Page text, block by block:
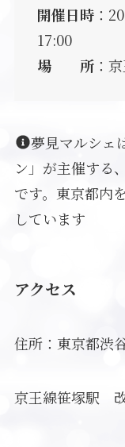
開催日時：
17:00
場 所：
夢見マルシェ
ン」が主催する
です。東京都内
しています
アクセス
住所：東京都渋
京王線笹塚駅